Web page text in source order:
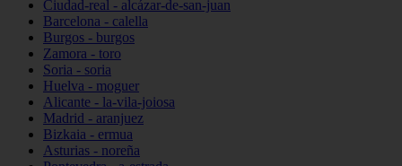
Ciudad-real - alcázar-de-san-juan
Barcelona - calella
Burgos - burgos
Zamora - toro
Soria - soria
Huelva - moguer
Alicante - la-vila-joiosa
Madrid - aranjuez
Bizkaia - ermua
Asturias - noreña